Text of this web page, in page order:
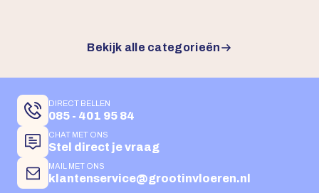
Bekijk alle categorieën
DIRECT BELLEN
085 - 401 95 84
CHAT MET ONS
Stel direct je vraag
MAIL MET ONS
klantenservice@grootinvloeren.nl